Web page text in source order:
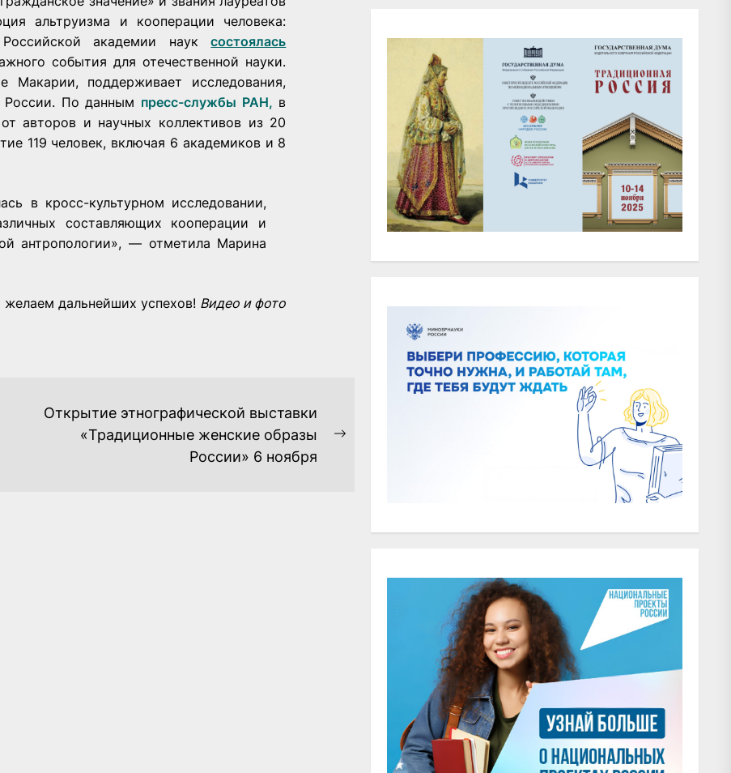
альтруизма и кооперации человека:
Российской академии науксостоялась
события для отечественной науки.
поддерживает исследования,
России. По данным пресс-службы РАН, в
авторов и научных коллективов из 20
119 человек, включая 6 академиков и 8
в кросс-культурном исследовании,
составляющих кооперации и
антропологии», — отметила Марина
дальнейших успехов! Видео и фото
Открытие этнографической выставки
«Традиционные женские образы
России» 6 ноября